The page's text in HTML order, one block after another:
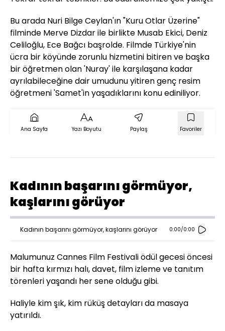
Bu arada Nuri Bilge Ceylan'ın "Kuru Otlar Üzerine"
filminde Merve Dizdar ile birlikte Musab Ekici, Deniz
Celiloğlu, Ece Bağcı başrolde. Filmde Türkiye'nin
ücra bir köyünde zorunlu hizmetini bitiren ve başka
bir öğretmen olan 'Nuray' ile karşılaşana kadar
ayrılabileceğine dair umudunu yitiren genç resim
öğretmeni 'Samet'in yaşadıklarını konu ediniliyor.
Ana Sayfa Yazı Boyutu Paylaş Favoriler
Kadının başarını görmüyor,
kaşlarını görüyor
Kadının başarını görmüyor, kaşlarını görüyor 0:00/0:00
Malumunuz Cannes Film Festivali ödül gecesi öncesi
bir hafta kırmızı halı, davet, film izleme ve tanıtım
törenleri yaşandı her sene olduğu gibi.
Haliyle kim şık, kim rüküş detayları da masaya
yatırıldı.